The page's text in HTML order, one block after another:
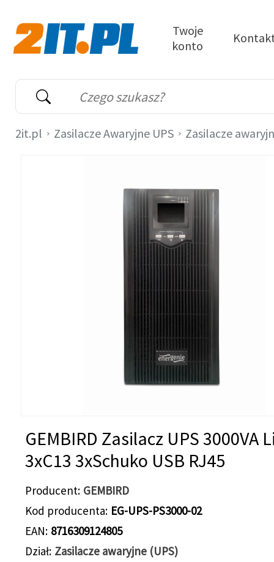
Wyszukiwarka
Słowo kluczowe
Twoje
konto
2it.pl Zasilacze Awaryjne UPS Zasilacze
GEMBIRD Zasilacz UPS 3000VA
3xC13 3xSchuko USB RJ45
Producent GEMBIRD
Kod producenta EG-UPS-PS3000-02
EAN 8716309124805
Dział Zasilacze awaryjne (UPS)